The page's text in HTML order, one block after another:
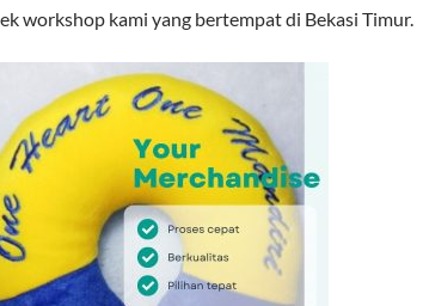
workshop kami yang bertempat di Bekasi Timur.